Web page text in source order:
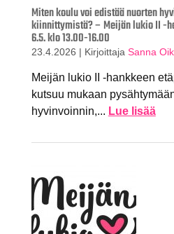
Miten koulu voi edistää nuorten
kiinnittymistä? – Meijän lukio II -
6.5. klo 13.00-16.00
23.4.2026 | Kirjoittaja Sanna
Meijän lukio II -hankkeen
kutsuu mukaan
hyvinvoinnin,... Lue lisää